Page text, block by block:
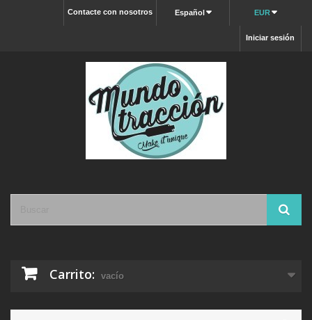
EUR
Español
Contacte con nosotros
Iniciar sesión
Carrito: vacío